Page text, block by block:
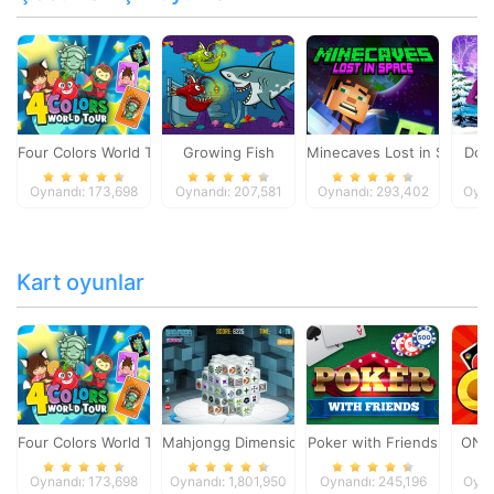
Four Colors World Tour
Oynandı: 173,698
Growing Fish
Oynandı: 207,581
Minecaves Lost in Space
Oynandı: 293,402
Kart oyunlar
Four Colors World Tour
Oynandı: 173,698
Mahjongg Dimensions
Oynandı: 1,801,950
Poker with Friends
Oynandı: 245,196